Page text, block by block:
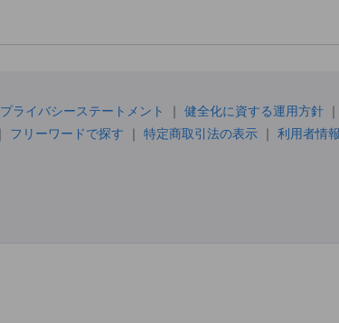
プライバシーステートメント
健全化に資する運用方針
フリーワードで探す 特定商取引法の表示 利用者情